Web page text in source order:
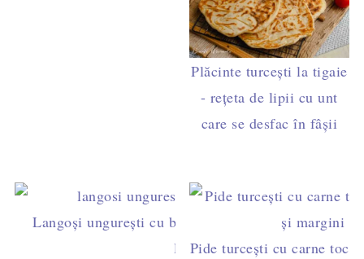
Plăcinte turcești la tigaie
- rețeta de lipii cu unt
care se desfac în fâșii
Langoși ungurești cu brânză și smântână - rețeta
langoși pufoși
Pide turcești cu carne